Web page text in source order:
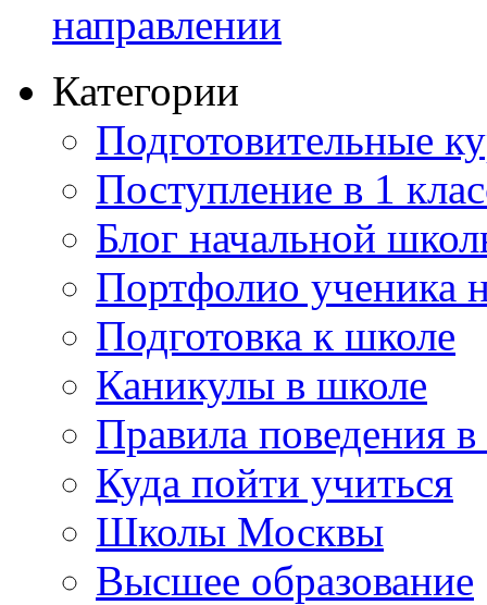
направлении
Категории
Подготовительные
Поступление в 1
Блог начальной
Портфолио ученика
Подготовка к школе
Каникулы в школе
Правила поведения
Куда пойти учиться
Школы Москвы
Высшее образование